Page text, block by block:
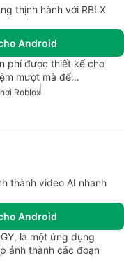
thịnh hành với RBLX
Android
phí được thiết kế cho
mượt mà để…
Roblox
thành video AI nhanh
Android
là một ứng dụng
ảnh thành các đoạn